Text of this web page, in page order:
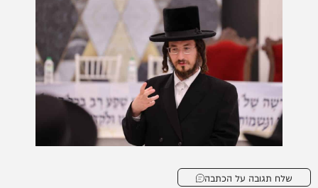
שלח תגובה על הכתבה